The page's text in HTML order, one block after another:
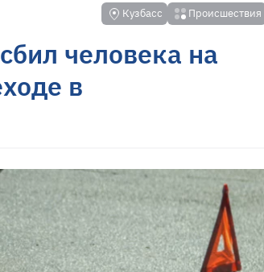
Кузбасс Происшествия
человека на
в